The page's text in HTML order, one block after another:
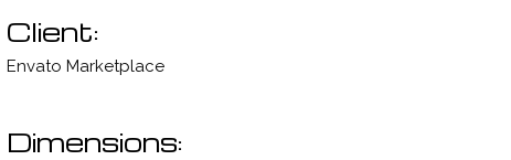
Client:
Envato Marketplace
Dimensions: